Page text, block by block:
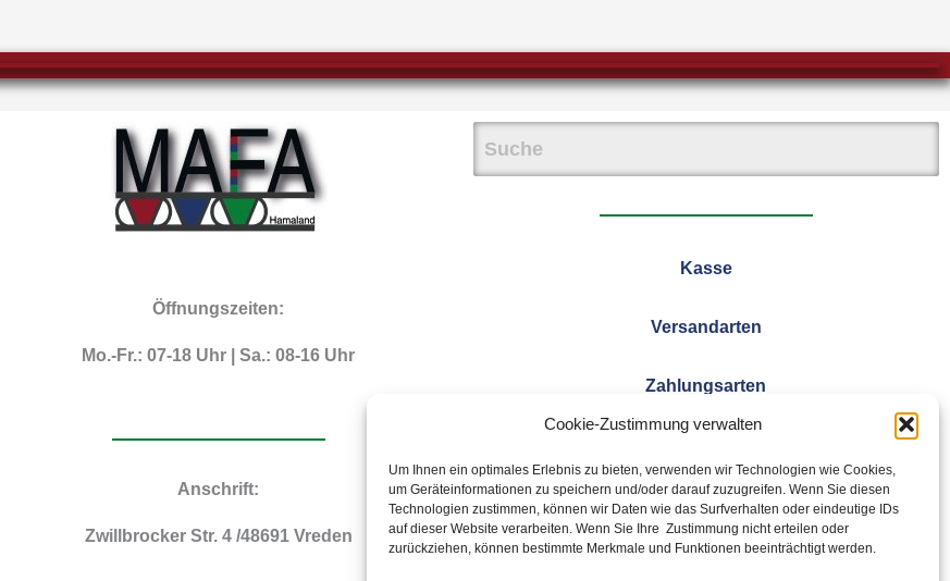
Cookie-Zustimmung verwalten
Um Ihnen ein optimales Erlebnis zu bieten, verwenden wir Technologien wie Cookies,
um Geräteinformationen zu speichern und/oder darauf zuzugreifen. Wenn Sie diesen
Technologien zustimmen, können wir Daten wie das Surfverhalten oder eindeutige IDs
auf dieser Website verarbeiten. Wenn Sie Ihre Zustimmung nicht erteilen oder
zurückziehen, können bestimmte Merkmale und Funktionen beeinträchtigt werden.
Öffnungszeiten:
Mo.-Fr.: 07-18 Uhr | Sa.: 08-16 Uhr
Anschrift:
Zwillbrocker Str. 4 /48691 Vreden
Kasse
Versandarten
Zahlungsarten